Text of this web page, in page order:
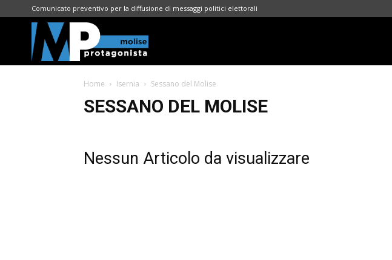
Comunicato preventivo per la diffusione di messaggi politici elettorali
Protagonista
Home Isernia Sessano del Molise
SESSANO DEL MOLISE
Nessun Articolo da visualizzare